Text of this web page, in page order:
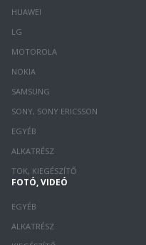
HUAWEI
LG
MOTOROLA
NOKIA
SAMSUNG
SONY, SONY ERICSSON
EGYÉB
ALKATRÉSZ
TOK, KIEGÉSZÍTŐ
FOTÓ, VIDEÓ
EGYÉB
ALKATRÉSZ